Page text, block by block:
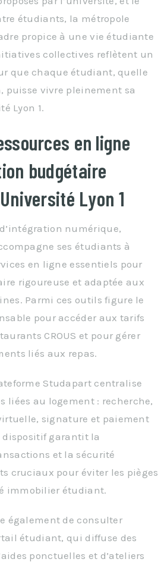
étudiants, la métropole
propice à une vie étudiante
collectives reflètent un
que chaque étudiant, quelle
puisse vivre pleinement sa
Lyon 1.
en ligne
budgétaire
Lyon 1
numérique,
ses étudiants à
en ligne essentiels pour
rigoureuse et adaptée aux
Parmi ces outils figure le
pour accéder aux tarifs
CROUS et pour gérer
liés aux repas.
Studapart centralise
liées au logement : recherche,
signature et paiement
dispositif garantit la
et la sécurité
cruciaux pour éviter les pièges
immobilier étudiant.
également de consulter
étudiant, qui diffuse des
ponctuelles et d’ateliers